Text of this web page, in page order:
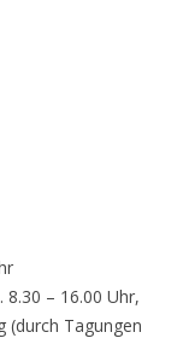
– 16.00 Uhr,
(durch Tagungen